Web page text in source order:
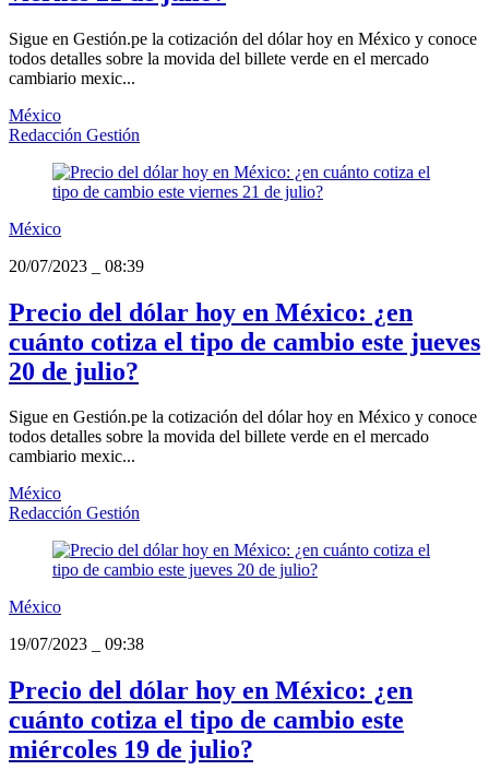
Sigue en Gestión.pe la cotización del dólar hoy en México y conoce
todos detalles sobre la movida del billete verde en el mercado
cambiario mexic...
México
Redacción Gestión
México
20/07/2023
08:39
Precio del dólar hoy en México: ¿en
cuánto cotiza el tipo de cambio este jueves
20 de julio?
Sigue en Gestión.pe la cotización del dólar hoy en México y conoce
todos detalles sobre la movida del billete verde en el mercado
cambiario mexic...
México
Redacción Gestión
México
19/07/2023
09:38
Precio del dólar hoy en México: ¿en
cuánto cotiza el tipo de cambio este
miércoles 19 de julio?